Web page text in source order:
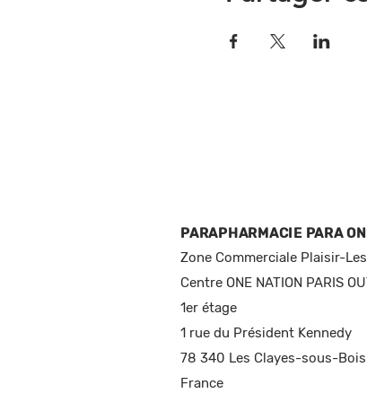
PARAPHARMACIE PARA
Zone Commerciale Plaisir-
Centre ONE NATION PARIS
1er étage
1 rue du Président Kennedy
78 340 Les Clayes-sous-Bois
France